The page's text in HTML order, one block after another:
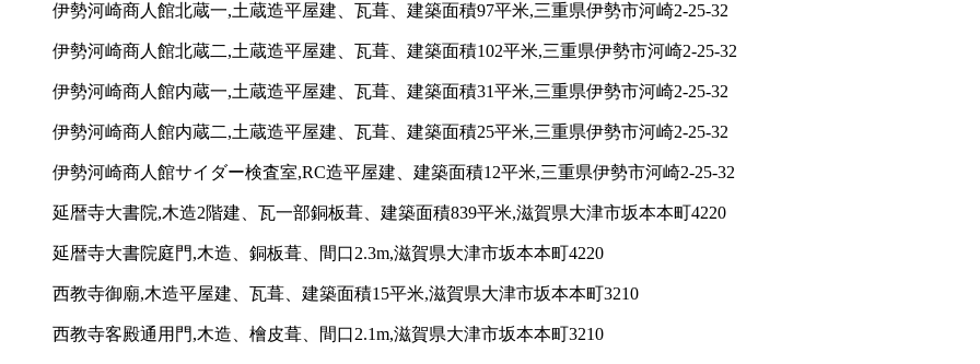
伊勢河崎商人館北蔵一,土蔵造平屋建、瓦葺、建築面積97平米,三重県伊勢市河崎2-25-32
伊勢河崎商人館北蔵二,土蔵造平屋建、瓦葺、建築面積102平米,三重県伊勢市河崎2-25-32
伊勢河崎商人館内蔵一,土蔵造平屋建、瓦葺、建築面積31平米,三重県伊勢市河崎2-25-32
伊勢河崎商人館内蔵二,土蔵造平屋建、瓦葺、建築面積25平米,三重県伊勢市河崎2-25-32
伊勢河崎商人館サイダー検査室,RC造平屋建、建築面積12平米,三重県伊勢市河崎2-25-32
延暦寺大書院,木造2階建、瓦一部銅板葺、建築面積839平米,滋賀県大津市坂本本町4220
延暦寺大書院庭門,木造、銅板葺、間口2.3m,滋賀県大津市坂本本町4220
西教寺御廟,木造平屋建、瓦葺、建築面積15平米,滋賀県大津市坂本本町3210
西教寺客殿通用門,木造、檜皮葺、間口2.1m,滋賀県大津市坂本本町3210